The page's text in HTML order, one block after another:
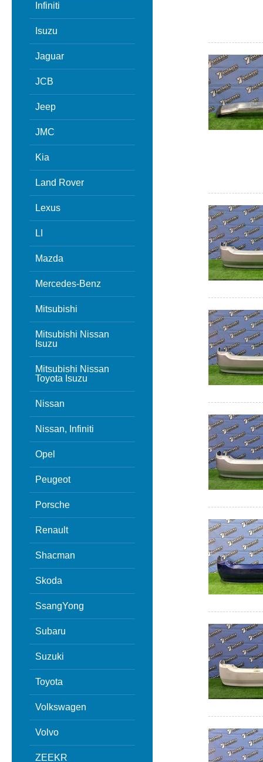
Infiniti
Isuzu
Jaguar
JCB
Jeep
JMC
Kia
Land Rover
Lexus
LI
Mazda
Mercedes-Benz
Mitsubishi
Mitsubishi Nissan
Isuzu
Mitsubishi Nissan
Toyota Isuzu
Nissan
Nissan, Infiniti
Opel
Peugeot
Porsche
Renault
Shacman
Skoda
SsangYong
Subaru
Suzuki
Toyota
Volkswagen
Volvo
ZEEKR